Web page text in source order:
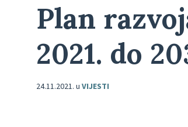
Plan
2021. do
24.11.2021. u VIJESTI